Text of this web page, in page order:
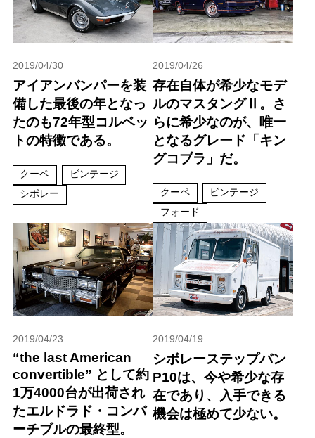
2019/04/30
アイアンバンパーを装
備した最後の年となっ
たのも72年型コルベッ
トの特徴である。
クーペ
ビンテージ
シボレー
2019/04/26
存在自体が希少なモデ
ルのマスタングⅡ。さ
らに希少なのが、唯一
となるグレード「キン
グコブラ」だ。
クーペ
ビンテージ
フォード
2019/04/23
“the last American
convertible” として約
1万4000台が出荷され
たエルドラド・コンバ
ーチブルの最終型。
2019/04/19
シボレーステップバン
P10は、今や希少な存
在であり、入手できる
機会は極めて少ない。